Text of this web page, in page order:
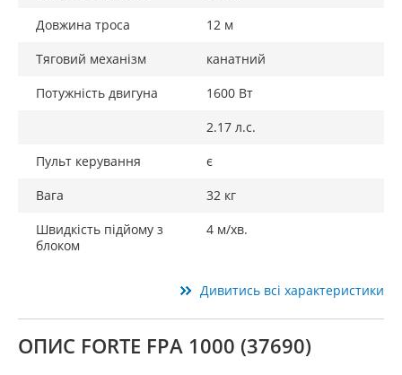
Довжина троса
12 м
Тяговий механізм
канатний
Потужність двигуна
1600 Вт
2.17 л.с.
Пульт керування
є
Вага
32 кг
Швидкість підйому з
блоком
4 м/хв.
Дивитись всі характеристики
ОПИС FORTE FPA 1000 (37690)